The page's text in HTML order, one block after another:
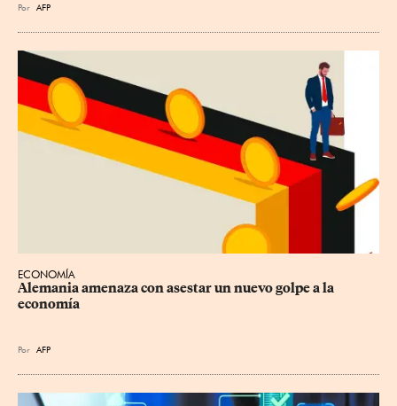
Por AFP
ECONOMÍA
Alemania amenaza con asestar un nuevo golpe a la
economía
Por AFP